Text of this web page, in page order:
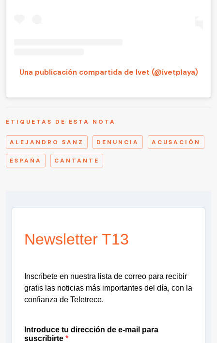
Una publicación compartida de Ivet (@ivetplaya)
ETIQUETAS DE ESTA NOTA
ALEJANDRO SANZ DENUNCIA ACUSACIÓN
ESPAÑA CANTANTE
Newsletter T13
Inscríbete en nuestra lista de correo para recibir
gratis las noticias más importantes del día, con la
confianza de Teletrece.
Introduce tu dirección de e-mail para
suscribirte